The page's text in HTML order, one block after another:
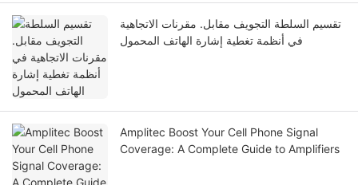
تقسيم السلطة التجويف مقابل. مقرنات الاتجاهية
في أنظمة تغطية إشارة الهاتف المحمول
Amplitec Boost Your Cell Phone Signal
Coverage: A Complete Guide to Amplifiers